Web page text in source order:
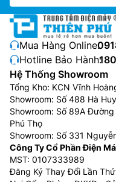
Dàn trao đổi
Bộ trao đổi nhiệt của
Panasonic giá rẻ S-
trang bị lá tản nhiệt
hiệu suất lâu dài.
Mua Hàng Online:
Hotline Bảo Hành:
Hệ Thống Showroom
Tổng Kho: KCN Vĩnh
Showroom: Số 488 Hà
Showroom: Số 89A
Phú Thọ
Showroom: Số 331
Công Ty Cổ Phần Điện
MST: 0107333989
Đăng Ký Thay Đổi Lần